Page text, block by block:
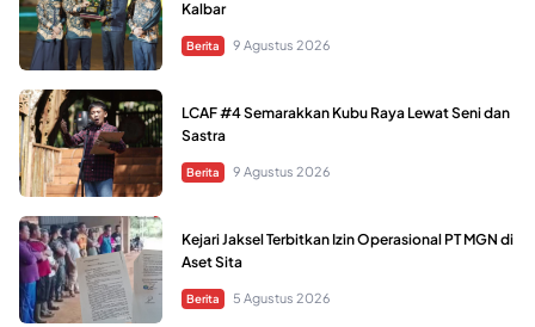
Kalbar
Berita 9 Agustus 2026
LCAF #4 Semarakkan Kubu Raya Lewat Seni dan
Sastra
Berita 9 Agustus 2026
Kejari Jaksel Terbitkan Izin Operasional PT MGN di
Aset Sita
Berita 5 Agustus 2026